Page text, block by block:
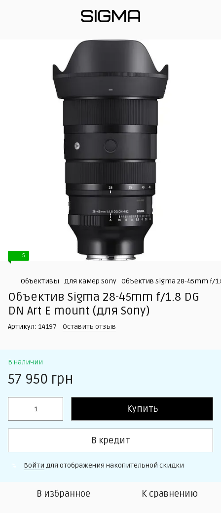
5
Объективы Для камер Sony Объектив Sigma 28-45mm f/
Объектив Sigma 28-45mm f/1.8 DG
DN Art E mount (для Sony)
Артикул: 14197 Оставить отзыв
В наличии
57 950 грн
Купить
В кредит
Войти для отображения накопительной скидки
В избранное К сравнению